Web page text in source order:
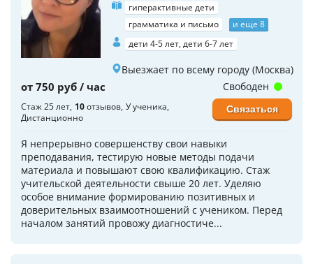
гиперактивные дети
грамматика и письмо
и еще 8
дети 4-5 лет, дети 6-7 лет
Выезжает по всему городу (Москва)
от 750 руб / час
Стаж 25 лет 10отзывов У ученика
Дистанционно
Я непрерывно совершенству свои навыки
преподавания, тестирую новые методы подачи
материала и повышают свою квалификацию. Стаж
учительской деятельности свыше 20 лет. Уделяю
особое внимание формированию позитивных и
доверительных взаимоотношений с учеником. Перед
началом занятий провожу диагностиче...
Свободен
Связаться